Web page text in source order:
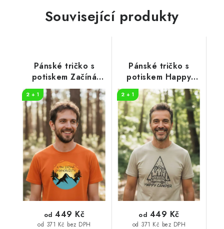
Související produkty
Pánské tričko s
potiskem Začíná
dobrodružství
2 + 1
od 371 Kč bez DPH
od 449 Kč
Pánské tričko s
potiskem Happy
camper
2 + 1
od 371 Kč bez DPH
od 449 Kč